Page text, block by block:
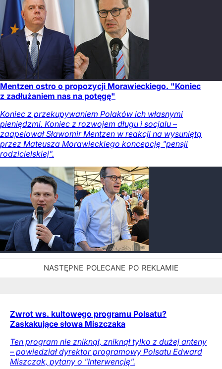
Mentzen ostro o propozycji Morawieckiego. "Koniec
z zadłużaniem nas na potęgę"
Koniec z przekupywaniem Polaków ich własnymi
pieniędzmi. Koniec z rozwojem długu i socjalu –
zaapelował Sławomir Mentzen w reakcji na wysuniętą
przez Mateusza Morawieckiego koncepcję "pensji
rodzicielskiej".
Zwrot ws. kultowego programu Polsatu?
Zaskakujące słowa Miszczaka
Ten program nie zniknął, zniknął tylko z dużej anteny
– powiedział dyrektor programowy Polsatu Edward
Miszczak, pytany o "Interwencję".